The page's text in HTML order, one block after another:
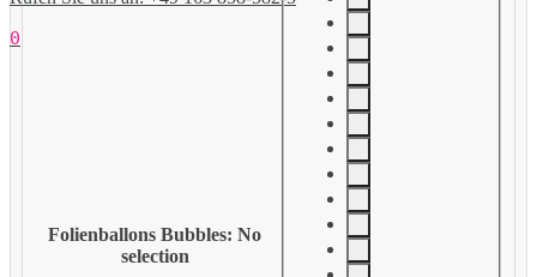
0
Folienballons Bubbles: No
selection